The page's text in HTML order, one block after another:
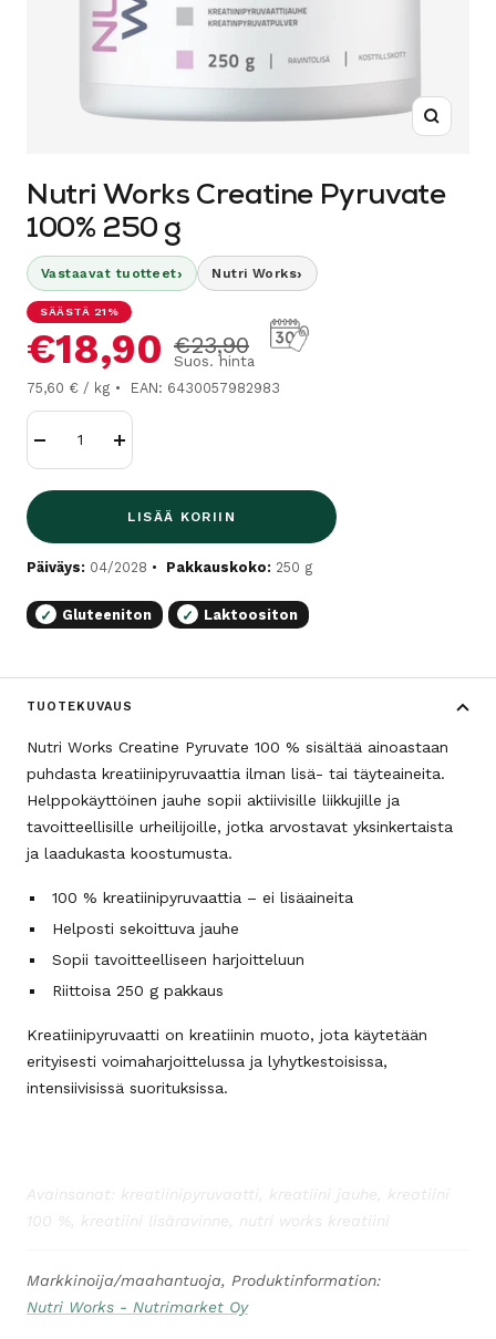
Nutri Works Creatine Pyruvate
100% 250 g
Vastaavat tuotteet› Nutri Works›
SÄÄSTÄ 21%
Alennushinta
€18,90 Normaalihinta
€23,90
Suos. hinta
75,60 € / kg EAN: 6430057982983
Lisää
LISÄÄ KORIIN
Päiväys: 04/2028 Pakkauskoko: 250 g
✓ Gluteeniton ✓ Laktoositon
TUOTEKUVAUS
Nutri Works Creatine Pyruvate 100 % sisältää ainoastaan
puhdasta kreatiinipyruvaattia ilman lisä- tai täyteaineita.
Helppokäyttöinen jauhe sopii aktiivisille liikkujille ja
tavoitteellisille urheilijoille, jotka arvostavat yksinkertaista
ja laadukasta koostumusta.
100 % kreatiinipyruvaattia – ei lisäaineita
Helposti sekoittuva jauhe
Sopii tavoitteelliseen harjoitteluun
Riittoisa 250 g pakkaus
Kreatiinipyruvaatti on kreatiinin muoto, jota käytetään
erityisesti voimaharjoittelussa ja lyhytkestoisissa,
intensiivisissä suorituksissa.
Avainsanat: kreatiinipyruvaatti, kreatiini jauhe, kreatiini
100 %, kreatiini lisäravinne, nutri works kreatiini
Markkinoija/maahantuoja, Produktinformation:
Nutri Works - Nutrimarket Oy